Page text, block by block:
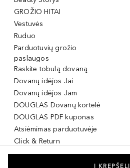
GROŽIO HITAI
Vestuvės
Ruduo
Parduotuvių grožio
paslaugos
Raskite tobulą dovaną
Dovanų idėjos Jai
Dovanų idėjos Jam
DOUGLAS Dovanų kortelė
DOUGLAS PDF kuponas
Atsiėmimas parduotuvėje
Click & Return
DOUGLAS Grožio Kortelė
Į KREPŠELĮ